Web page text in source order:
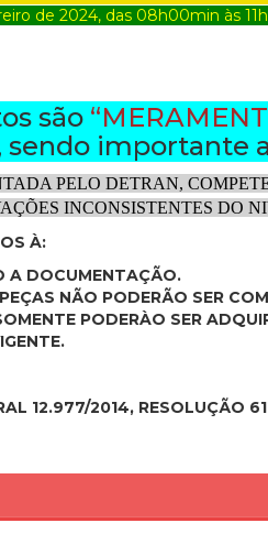
de 2024, das 08h00min às
são
importante
PELO DETRAN,
INCONSISTENTES DO
À:
A DOCUMENTAÇÃO.
NÃO PODERÃO SER
PODERÀO SER
12.977/2014,